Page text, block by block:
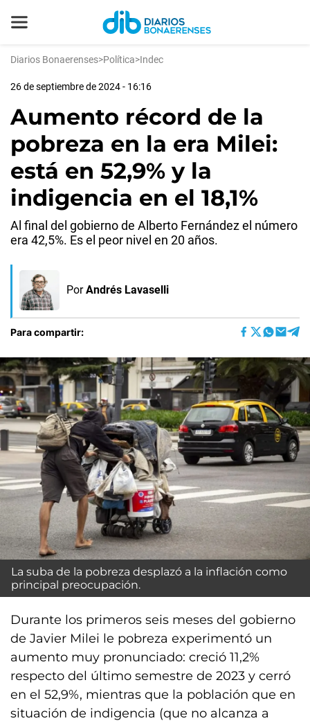
Diarios Bonaerenses>Política>Indec
26 de septiembre de 2024 - 16:16
Aumento récord de la
pobreza en la era Milei:
está en 52,9% y la
indigencia en el 18,1%
Al final del gobierno de Alberto Fernández el número
era 42,5%. Es el peor nivel en 20 años.
Por Andrés Lavaselli
Para compartir:
La suba de la pobreza desplazó a la inflación como
principal preocupación.
Durante los primeros seis meses del gobierno
de Javier Milei le pobreza experimentó un
aumento muy pronunciado: creció 11,2%
respecto del último semestre de 2023 y cerró
en el 52,9%, mientras que la población que en
situación de indigencia (que no alcanza a